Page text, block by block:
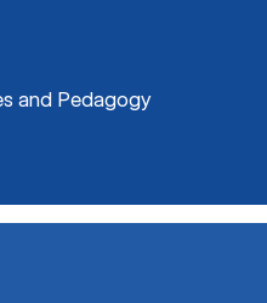
and Pedagogy